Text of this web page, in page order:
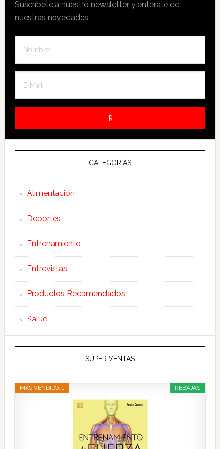
Suscríbete a nuestro newsletter y entérate de
nuestras novedades
CATEGORÍAS
Alimentación
Deportes
Entrenamiento
Entrevistas
Productos Recomendados
Salud
SÚPER VENTAS
REBAJAS
MÁS VENDIDO. 1